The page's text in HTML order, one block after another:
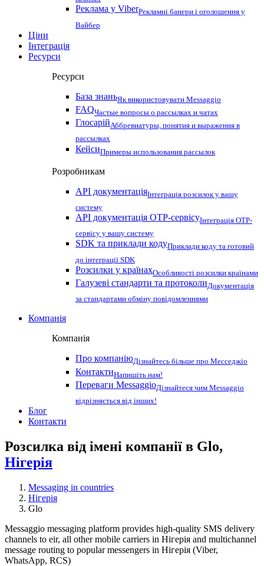
Реклама у ViberРекламні банери і оголошення у
Вайбер
Ціни
Інтеграція
Ресурси
Ресурси
База знаньЯк використовувати Messaggio
FAQЧастые вопросы о рассылках и чатах
ГлосарійАббревиатуры, понятия и выражения в
рассылках
КейсиПримеры использования рассылок
Розробникам
API документаціяІнтеграція розсилок у вашу
систему
API документація OTP-сервісуІнтеграція OTP-
сервісу у вашу систему
SDK та приклади кодуПриклади коду та готовий
до інтеграції SDK
Розсилки у країнахОсобливості розсилки країнами
Галузеві стандарти та протоколиДокументація
за стандартами обміну повідомленнями
Компанія
Компанія
Про компаніюДізнайтесь більше про Месседжіо
КонтактиНапишіть нам!
Переваги MessaggioДізнайтеся чим Messaggio
відрізняється від інших!
Блог
Контакти
Розсилка від імені компанії в Glo,
Нігерія
Messaging in countries
Нігерія
Glo
Messaggio messaging platform provides high-quality SMS delivery
channels to eir, all other mobile carriers in Нігерія and multichannel
message routing to popular messengers in Нігерія (Viber,
WhatsApp, RCS)